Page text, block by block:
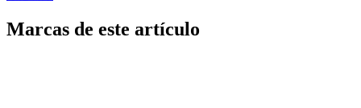
Marcas de este artículo